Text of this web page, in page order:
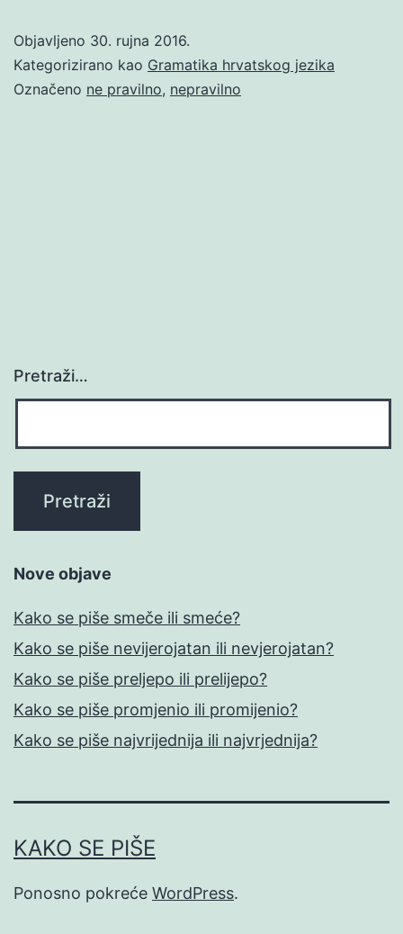
Objavljeno 30. rujna 2016.
Kategorizirano kao Gramatika hrvatskog jezika
Označeno ne pravilno, nepravilno
Pretraži…
Nove objave
Kako se piše smeče ili smeće?
Kako se piše nevijerojatan ili nevjerojatan?
Kako se piše preljepo ili prelijepo?
Kako se piše promjenio ili promijenio?
Kako se piše najvrijednija ili najvrjednija?
KAKO SE PIŠE
Ponosno pokreće WordPress.